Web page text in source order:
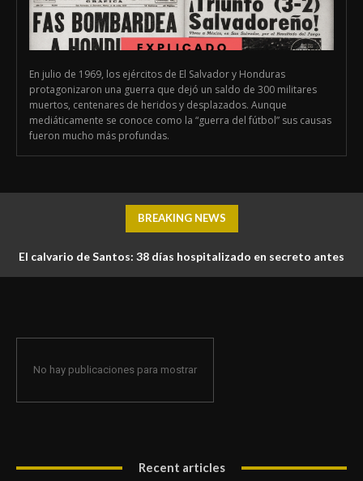
En julio de 1969, los ejércitos de El Salvador y Honduras
protagonizaron una guerra que dejó un saldo de 300 militares
muertos, centenares de heridos y desplazados. Aunque
mediáticamente se conoce como la “guerra del fútbol” sus causas
fueron mucho más profundas.
BREAKING NEWS
El calvario de Santos: 38 días hospitalizado en secreto antes
No hay publicaciones para mostrar
Recent articles